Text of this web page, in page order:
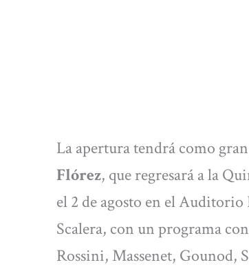
La apertura tendrá como
Flórez, que regresará a la
el 2 de agosto en el
Scalera, con un programa
Rossini, Massenet, Gounod,